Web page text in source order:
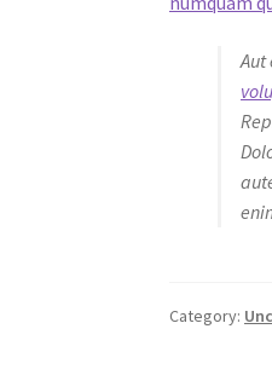
Aut
Category: